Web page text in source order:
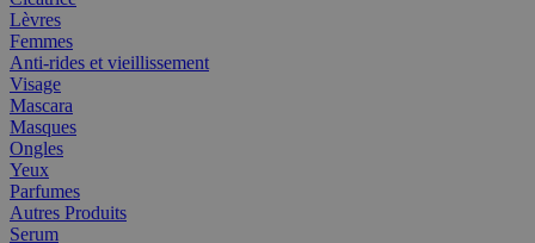
Lèvres
Femmes
Anti-rides et vieillissement
Visage
Mascara
Masques
Ongles
Yeux
Parfumes
Autres Produits
Serum